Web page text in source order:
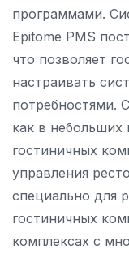
программами.
Epitome PMS
что позволяет
настраивать
потребностями.
как в небольших
гостиничных
управления
специально для
гостиничных
комплексах с